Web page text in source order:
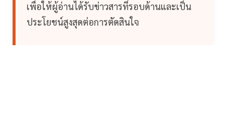
เพื่อให้ผู้อ่านได้รับข่าวสารที่รอบด้านและเป็น
ประโยชน์สูงสุดต่อการตัดสินใจ